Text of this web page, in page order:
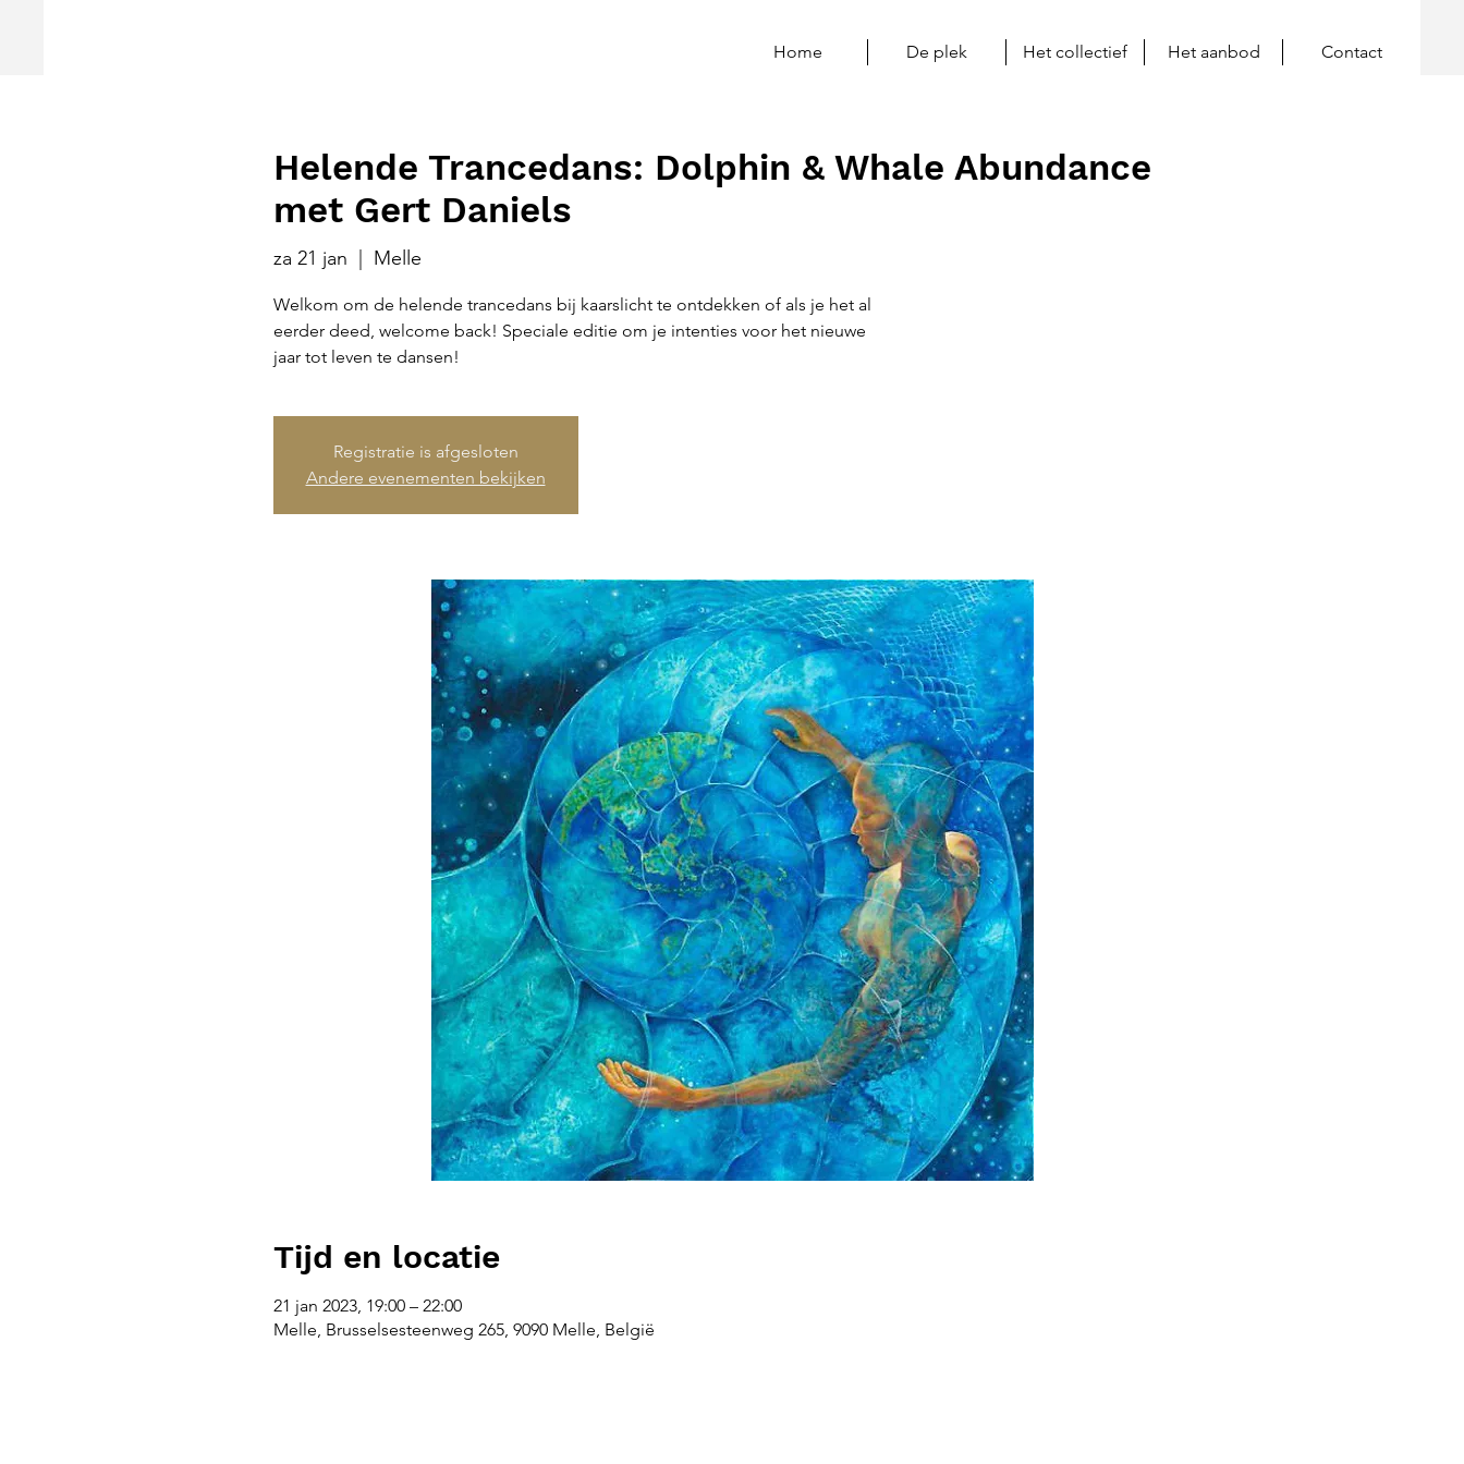
Home De plek Het collectief Het aanbod Contact
Helende Trancedans: Dolphin & Whale Abundance
met Gert Daniels
za 21 jan Melle
Welkom om de helende trancedans bij kaarslicht te ontdekken of als je het al
eerder deed, welcome back! Speciale editie om je intenties voor het nieuwe
jaar tot leven te dansen!
Registratie is afgesloten
Andere evenementen bekijken
Tijd en locatie
21 jan 2023, 19:00 – 22:00
Melle, Brusselsesteenweg 265, 9090 Melle, België